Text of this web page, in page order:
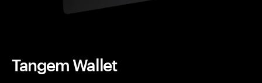
Tangem Wallet